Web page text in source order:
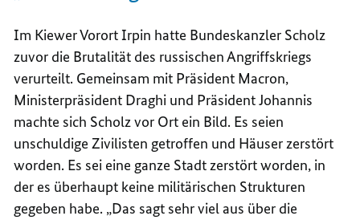
Im Kiewer Vorort Irpin hatte Bundeskanzler Scholz
zuvor die Brutalität des russischen Angriffskriegs
verurteilt. Gemeinsam mit Präsident Macron,
Ministerpräsident Draghi und Präsident Johannis
machte sich Scholz vor Ort ein Bild. Es seien
unschuldige Zivilisten getroffen und Häuser zerstört
worden. Es sei eine ganze Stadt zerstört worden, in
der es überhaupt keine militärischen Strukturen
gegeben habe. „Das sagt sehr viel aus über die